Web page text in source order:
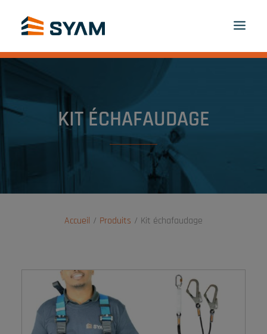
CONTACT
CONNEXION
KIT ÉCHAFAUDAGE
Accueil Produits Kit échafaudage